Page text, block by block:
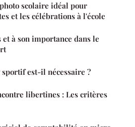
scolaire idéal pour
et les célébrations à l'école
à son importance dans le
est-il nécessaire ?
libertines : Les critères